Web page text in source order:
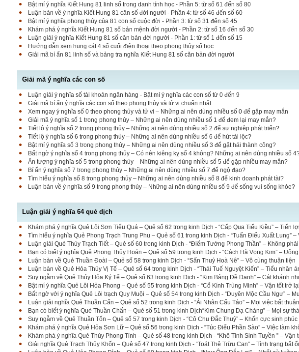
Bật mí ý nghĩa Kiết Hung 81 linh số trong danh tính học - Phần 5: từ số 61 đến số 80
Luận bàn về ý nghĩa Kiết Hung 81 căn số đời người - Phần 4: từ số 46 đến số 60
Bật mí ý nghĩa phong thủy của 81 con số cuộc đời - Phần 3: từ số 31 đến số 45
Khám phá ý nghĩa Kiết Hung 81 số bản mệnh đời người - Phần 2: từ số 16 đến số 30
Luận giải ý nghĩa Kiết Hung 81 số căn bản đời người - Phần 1: từ số 1 đến số 15
Hướng dẫn xem hung cát 4 số cuối điện thoại theo phong thủy số học
Giải mã bí ẩn 81 linh số và bảng tra nghĩa Kiết Hung 81 số căn bản đời người
Giải mã ý nghĩa các con số
Luận giải ý nghĩa số tài khoản ngân hàng - Bật mí ý nghĩa các con số từ 0 đến 9
Giải mã bí ẩn ý nghĩa các con số theo phong thủy và tử vi chuẩn nhất
Xem ngay ý nghĩa số 0 theo phong thủy và tử vi – Những ai nên dùng nhiều số 0 để gặp may mắn
Giải mã ý nghĩa số 1 trong phong thủy – Những ai nên dùng nhiều số 1 để đem lại may mắn?
Tiết lộ ý nghĩa số 2 trong phong thủy – Những ai nên dùng nhiều số 2 để sự nghiệp phát triển?
Tiết lộ ý nghĩa số 6 trong phong thủy – Những ai nên dùng nhiều số 6 để hút tài lộc?
Bật mí ý nghĩa số 3 trong phong thủy – Những ai nên dùng nhiều số 3 để gặt hái thành công?
Bất ngờ ý nghĩa số 4 trong phong thủy – Có nên kiêng kỵ số 4 không? Những ai nên dùng nhiều số
Ấn tượng ý nghĩa số 5 trong phong thủy – Những ai nên dùng nhiều số 5 để gặp nhiều may mắn?
Bí ẩn ý nghĩa số 7 trong phong thủy – Những ai nên dùng nhiều số 7 để ngộ đạo?
Tìm hiểu ý nghĩa số 8 trong phong thủy – Những ai nên dùng nhiều số 8 để kinh doanh phát tài?
Luận bàn về ý nghĩa số 9 trong phong thủy – Những ai nên dùng nhiều số 9 để sống vui sống khỏe?
Luận giải ý nghĩa 64 quẻ dịch
Khám phá ý nghĩa Quẻ Lôi Sơn Tiểu Quá – Quẻ số 62 trong kinh Dịch - “Cấp Qua Tiểu Kiều” – Tiến
Tìm hiểu ý nghĩa Quẻ Phong Trạch Trung Phu – Quẻ số 61 trong kinh Dịch - “Tuấn Điểu Xuất Lung” –
Luận giải Quẻ Thủy Trạch Tiết – Quẻ số 60 trong kinh Dịch - “Điểm Tướng Phong Thần” – Không
Bạn có biết ý nghĩa Quẻ Phong Thủy Hoán – Quẻ số 59 trong kinh Dịch - “Cách Hà Vọng Kim” –
Luận bàn về Quẻ Thuần Đoài – Quẻ số 58 trong kinh Dịch - “Sấn Thuỷ Hoà Nê” – Vô cùng thuận tiện
Luận bàn về Quẻ Hỏa Thủy Vị Tế – Quẻ số 64 trong kinh Dịch - “Thái Tuế Nguyệt Kiến” – Tiểu nhân
Suy ngẫm về Quẻ Thủy Hỏa Ký Tế – Quẻ số 63 trong kinh Dịch - “Kim Bảng Đề Danh” – Cát khánh
Bật mí ý nghĩa Quẻ Lôi Hỏa Phong – Quẻ số 55 trong kinh Dịch - “Cổ Kính Trùng Minh” – Vận tốt trở
Bất ngờ với ý nghĩa Quẻ Lôi trạch Quy Muội – Quẻ số 54 trong kinh Dịch - “Duyên Mộc Cầu Ngư” –
Luận giải nghĩa Quẻ Thuần Cấn – Quẻ số 52 trong kinh Dịch - “Ải Nhân Cấu Táo” – Mọi việc bất thuận
Bạn có biết ý nghĩa Quẻ Thuần Chấn – Quẻ số 51 trong kinh Dịch“Kim Chung Dạ Chàng” – Mọi sự
Suy ngẫm về Quẻ Thuần Tốn – Quẻ số 57 trong kinh Dịch - “Cô Chu Đắc Thuỷ” – Khốn cực sinh phúc
Khám phá ý nghĩa Quẻ Hỏa Sơn Lữ – Quẻ số 56 trong kinh Dịch - “Túc Điểu Phần Sào” – Việc làm
Khám phá ý nghĩa Quẻ Thủy Phong Tỉnh – Quẻ số 48 trong kinh Dịch - “Khô Tỉnh Sinh Tuyền ” – Vận
Giải nghĩa Quẻ Trạch Thủy Khốn – Quẻ số 47 trong kinh Dịch - “Toát Thê Trừu Can” – Tình trạng bất